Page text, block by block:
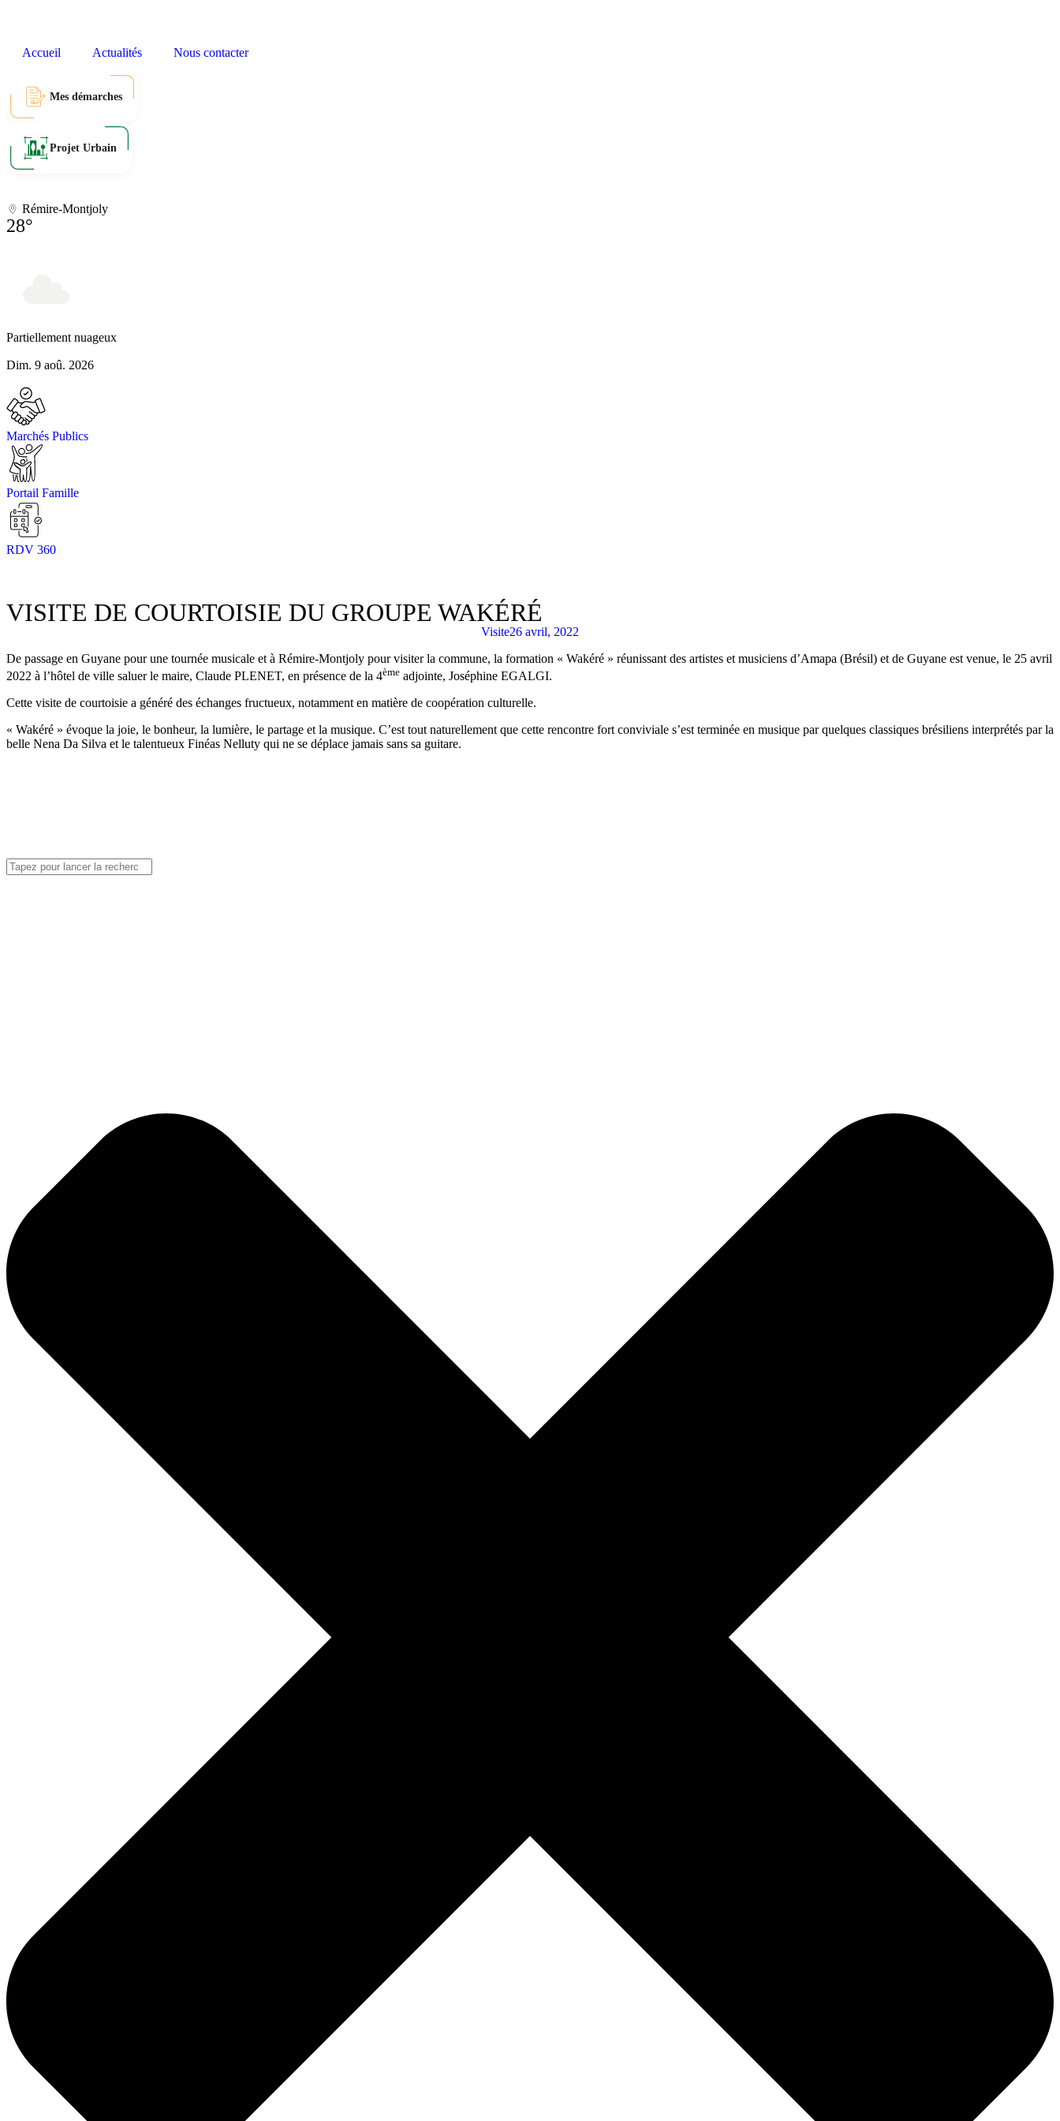
Accueil Actualités Nous contacter
Mes démarches
Projet Urbain
Rémire-Montjoly
28°
Partiellement nuageux
Dim. 9 aoû. 2026
Marchés Publics
Portail Famille
RDV 360
VISITE DE COURTOISIE DU GROUPE WAKÉRÉ
Visite26 avril, 2022
De passage en Guyane pour une tournée musicale et à Rémire-Montjoly pour visiter la commune, la formation « Wakéré » réunissant des artistes et musiciens d’Amapa (Brésil) et de Guyane est venue, le 25 avril
2022 à l’hôtel de ville saluer le maire, Claude PLENET, en présence de la 4ème adjointe, Joséphine EGALGI.
Cette visite de courtoisie a généré des échanges fructueux, notamment en matière de coopération culturelle.
« Wakéré » évoque la joie, le bonheur, la lumière, le partage et la musique. C’est tout naturellement que cette rencontre fort conviviale s’est terminée en musique par quelques classiques brésiliens interprétés par la
belle Nena Da Silva et le talentueux Finéas Nelluty qui ne se déplace jamais sans sa guitare.